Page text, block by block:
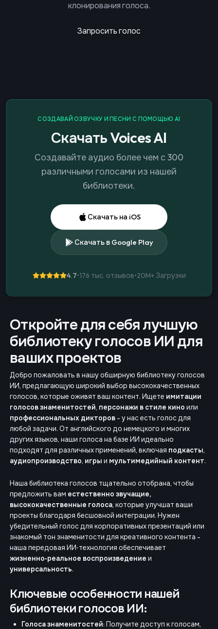
клонирования голоса.
Запросить голос
СОЗДАВАЙ ОЗВУЧКУ И ПЕСНИ С ПОМОЩЬЮ AI
Скачать Voices AI
Создавайте аудио более чем с 300
различными голосами из нашей
библиотеки.
Скачать на iOS
Скачать в Google Play
4.7•176 тыс. отзывов•20M+ Загрузки
Откройте для себя лучшую
библиотеку голосов ИИ для
ваших проектов
Добро пожаловать в нашу обширную библиотеку голосов
ИИ, предлагающую широкий выбор высококачественных
голосов, которые оживят ваш контент. Ищете имитации
голосов знаменитостей, персонажи в стиле кино или
профессиональных дикторов - у нас есть голос для
любой задачи. От английского до немецкого и многих
других языков, наши голоса на базе ИИ идеально
подходят для различных применений, включая подкасты,
аудиопроизводство, игры и мультимедийный контент.
Наша библиотека голосов тщательно отобрана, чтобы
предложить вам естественно звучащие,
высококачественные голоса, которые улучшат ваши
проекты благодаря бесшовной интеграции. Нужен
убедительный голос для корпоративных презентаций или
знакомый тон знаменитости для креативного контента -
наша передовая ИИ‑технология обеспечивает
жизненно‑реальное воспроизведение и
универсальность.
Ключевые особенности нашей
библиотеки голосов ИИ:
Голоса знаменитостей: Получите доступ к голосам,